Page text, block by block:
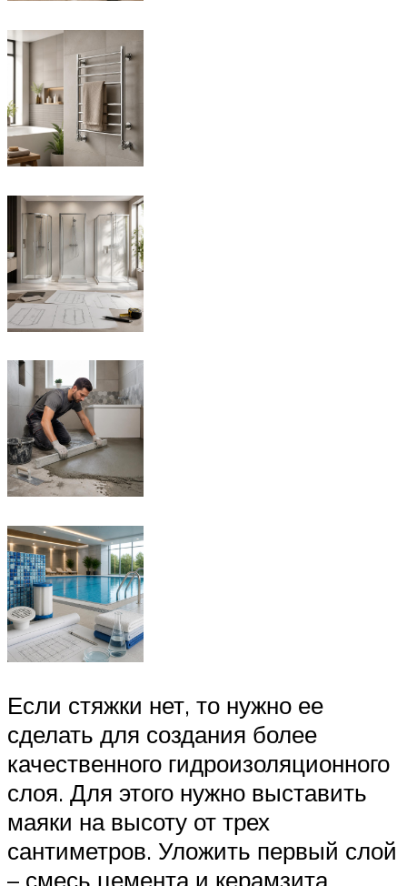
Если стяжки нет, то нужно ее
сделать для создания более
качественного гидроизоляционного
слоя. Для этого нужно выставить
маяки на высоту от трех
сантиметров. Уложить первый слой
– смесь цемента и керамзита.